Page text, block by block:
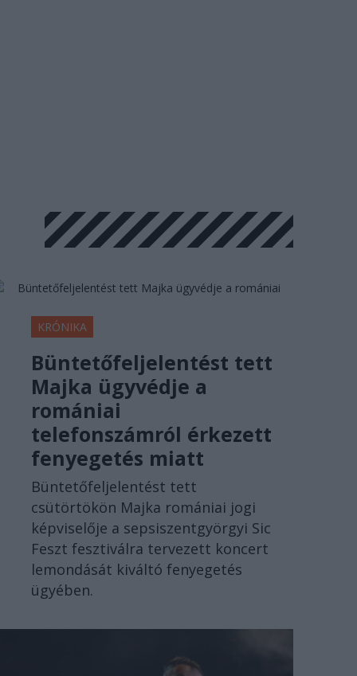
KRÓNIKA
Büntetőfeljelentést tett
Majka ügyvédje a
romániai
telefonszámról érkezett
fenyegetés miatt
Büntetőfeljelentést tett
csütörtökön Majka romániai jogi
képviselője a sepsiszentgyörgyi Sic
Feszt fesztiválra tervezett koncert
lemondását kiváltó fenyegetés
ügyében.